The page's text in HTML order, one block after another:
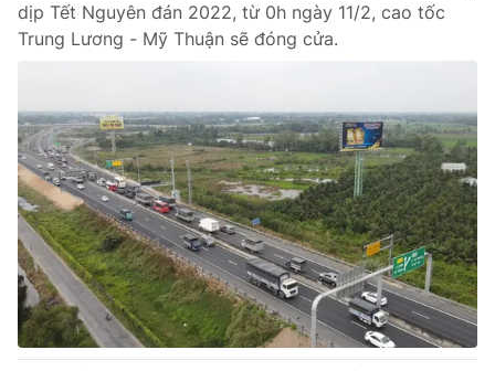
dịp Tết Nguyên đán 2022, từ 0h ngày 11/2, cao tốc
Trung Lương - Mỹ Thuận sẽ đóng cửa.